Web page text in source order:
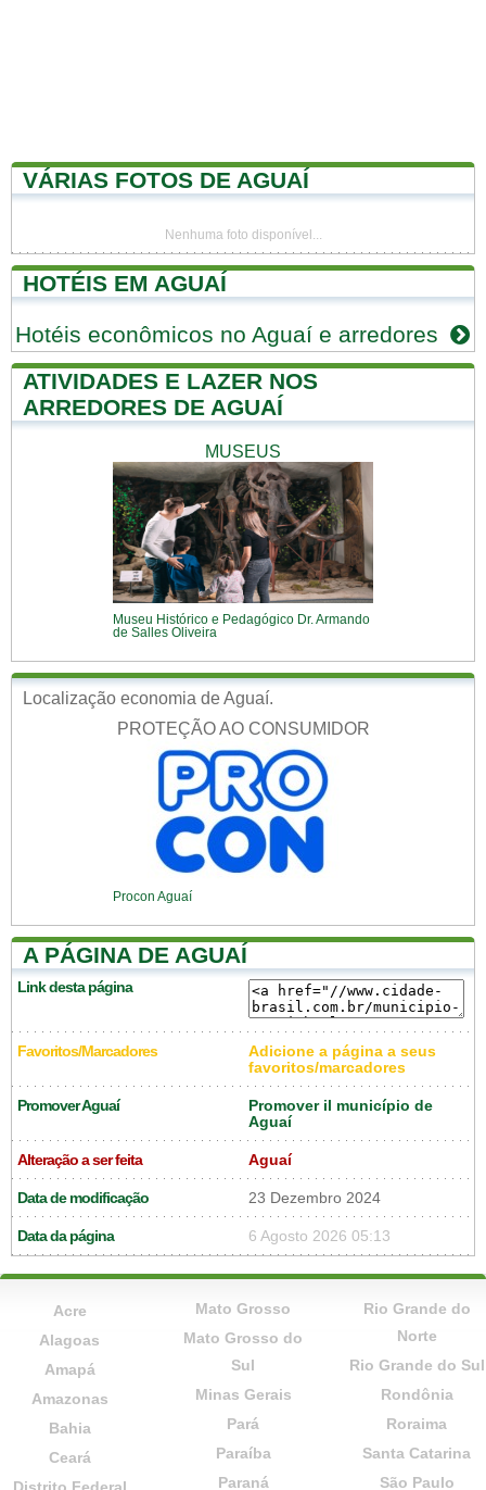
VÁRIAS FOTOS DE AGUAÍ
Nenhuma foto disponível...
HOTÉIS EM AGUAÍ
Hotéis econômicos no Aguaí e arredores
ATIVIDADES E LAZER NOS
ARREDORES DE AGUAÍ
MUSEUS
Museu Histórico e Pedagógico Dr. Armando
de Salles Oliveira
Localização economia de Aguaí.
PROTEÇÃO AO CONSUMIDOR
Procon Aguaí
A PÁGINA DE AGUAÍ
Link desta página
Favoritos/Marcadores
Adicione a página a seus
favoritos/marcadores
Promover Aguaí
Promover il município de
Aguaí
Alteração a ser feita Aguaí
Data de modificação 23 Dezembro 2024
Data da página 6 Agosto 2026 05:13
Acre
Alagoas
Amapá
Amazonas
Bahia
Ceará
Distrito Federal
Mato Grosso
Mato Grosso do
Sul
Minas Gerais
Pará
Paraíba
Paraná
Rio Grande do
Norte
Rio Grande do Sul
Rondônia
Roraima
Santa Catarina
São Paulo